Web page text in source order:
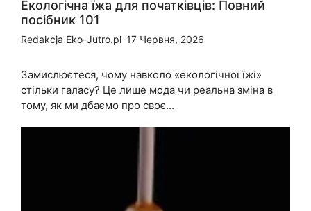
Екологічна їжа для початківців: Повний
посібник 101
Redakcja Eko-Jutro.pl 17 Червня, 2026
Замислюєтеся, чому навколо «екологічної їжі»
стільки галасу? Це лише мода чи реальна зміна в
тому, як ми дбаємо про своє…